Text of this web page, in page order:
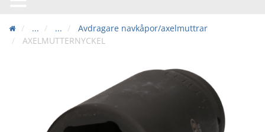
... ...
Avdragare navkåpor/axelmuttrar
AXELMUTTERNYCKEL